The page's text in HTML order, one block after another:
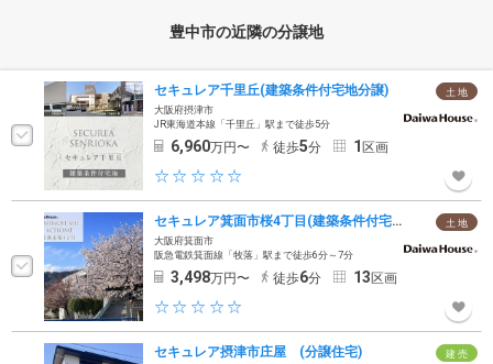
豊中市の近隣の分譲地
土 地
セキュレア千里丘(建築条件付宅地分譲)
大阪府摂津市
JR東海道本線「千里丘」駅まで徒歩5分
6,960万円〜 徒歩5分 1 区画
土 地
セキュレア箕面市桜4丁目(建築条件付宅地分譲)
大阪府箕面市
阪急電鉄箕面線「牧落」駅まで徒歩6分～7分
3,498万円〜 徒歩6分 13区画
建 売
セキュレア摂津市庄屋 (分譲住宅)